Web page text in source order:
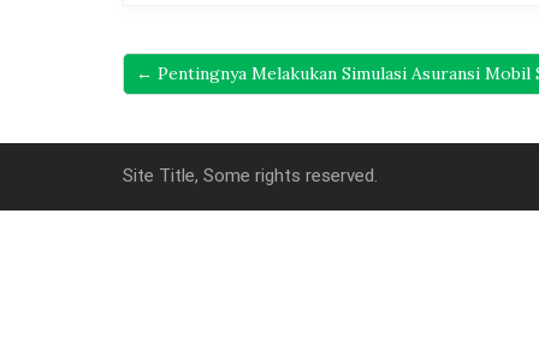
← Pentingnya Melakukan Simulasi Asuransi Mobil
Site Title, Some rights reserved.